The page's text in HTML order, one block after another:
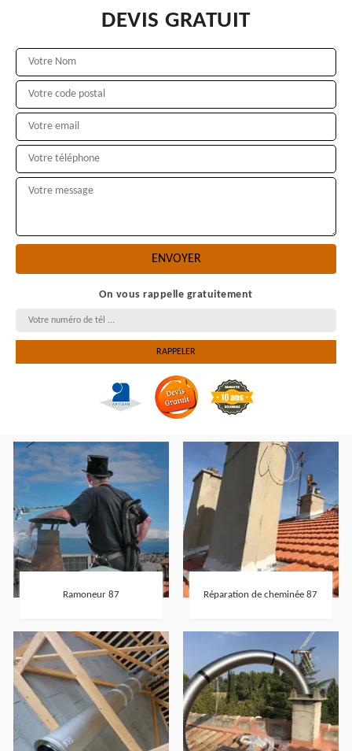
DEVIS GRATUIT
On vous rappelle gratuitement
Ramoneur 87 Réparation de cheminée 87